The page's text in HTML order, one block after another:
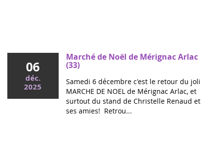
Ce mercredi, le député Vincent Thiébaut organisait avec
Grandir Sans Cancer et Eva pour la vie le colloque "Dons
de vie et lutte contre les cancers, maladies graves et
handicaps de l'enfant" à l'...
06
déc.
2025
Marché de Noël de Mérignac Arlac
(33)
Samedi 6 décembre c'est le retour du joli
MARCHE DE NOEL de Mérignac Arlac, et
surtout du stand de Christelle Renaud et
ses amies! Retrou...